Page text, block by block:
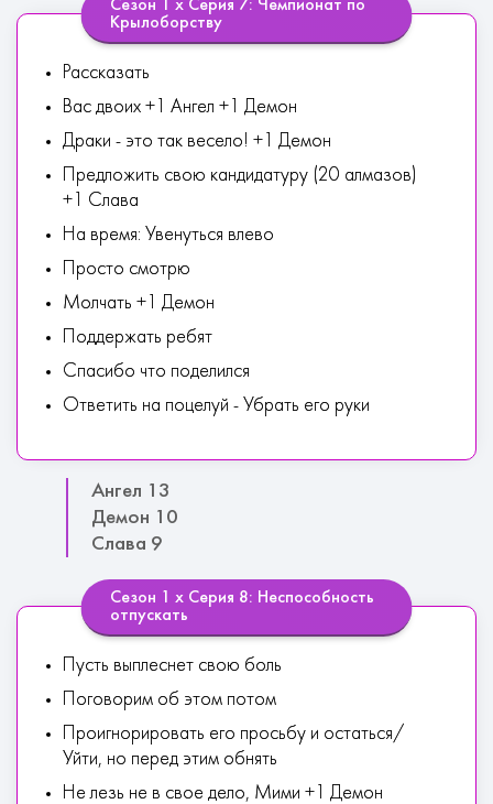
Сезон 1 х Серия 7: Чемпионат по
Крылоборству
Рассказать
Вас двоих +1 Ангел +1 Демон
Драки - это так весело! +1 Демон
Предложить свою кандидатуру (20 алмазов)
+1 Слава
На время: Увенуться влево
Просто смотрю
Молчать +1 Демон
Поддержать ребят
Спасибо что поделился
Ответить на поцелуй - Убрать его руки
Ангел 13
Демон 10
Слава 9
Сезон 1 х Серия 8: Неспособность
отпускать
Пусть выплеснет свою боль
Поговорим об этом потом
Проигнорировать его просьбу и остаться/
Уйти, но перед этим обнять
Не лезь не в свое дело, Мими +1 Демон